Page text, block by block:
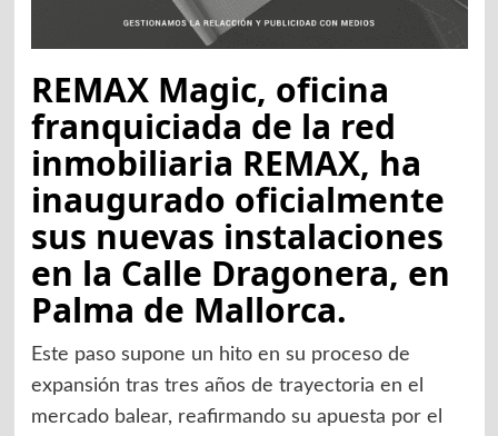
REMAX Magic, oficina
franquiciada de la red
inmobiliaria REMAX, ha
inaugurado oficialmente
sus nuevas instalaciones
en la Calle Dragonera, en
Palma de Mallorca.
Este paso supone un hito en su proceso de
expansión tras tres años de trayectoria en el
mercado balear, reafirmando su apuesta por el